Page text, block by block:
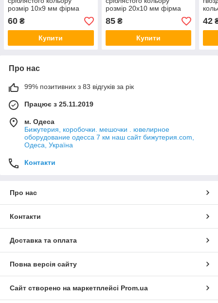
розмір 10х9 мм фірма
Xuping Jewelry квіточок із
білими кристалами
60 ₴
Купити
розмір 20х10 мм фірма
Xuping Jewelry трояндочки
зі стразами та
намистиною
85₴
Купити
42
Про нас
99% позитивних з 83 відгуків за рік
Працює з 25.11.2019
м. Одеса
Бижутерия, коробочки. мешочки . ювелирное
оборудование одесса 7 км наш сайт бижутерия.com,
Одеса, Україна
Контакти
Про нас
Контакти
Доставка та оплата
Повна версія сайту
Сайт створено на маркетплейсі Prom.ua